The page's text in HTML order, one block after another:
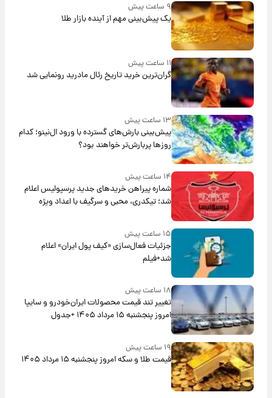
۹ ساعت پیش
یک پیش‌بینی مهم از آینده بازار طلا
۱۱ ساعت پیش
گران‌ترین خرید تاریخ رئال مادرید رونمایی شد
۱۳ ساعت پیش
پیش‌بینی بارش‌های گسترده با ورود ال‌نینو؛ کدام
روزها پربارش‌تر خواهند بود؟
۱۴ ساعت پیش
شماره پیراهن خریدهای جدید پرسپولیس اعلام
شد؛ تیکدری، محبی و سرگیف با اعداد ویژه
۱۵ ساعت پیش
جزئیات فعال‌سازی «کیف پول ایران» اعلام
شد+فیلم
۱۸ ساعت پیش
تغییر تند قیمت محصولات ایران‌خودرو و سایپا
امروز پنجشنبه ۱۵ مرداد ۱۴۰۵ +جدول
۱۹ ساعت پیش
قیمت طلا و سکه امروز پنجشنبه ۱۵ مرداد ۱۴۰۵